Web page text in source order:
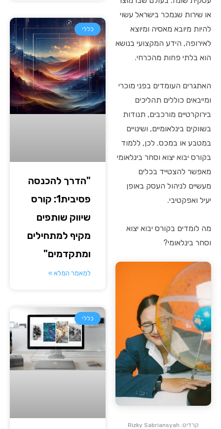
או שירות שנמכר בישראל עשוי
להיות מיובא מאסיה ומיוצא
לאירופה, הידע המקצועי בנושא
הוא בלתי פחות מהכרחי.
האתגרים העומדים בפני מוכרי
ומייבאים כוללים תהליכים
בירוקרטיים מורכבים, תנודות
בשווקים בינלאומיים, ושינויים
במטבע או במכס. לכן, ללמוד
בקורס יבוא יצוא וסחר בינלאומי
מאפשר להצטייד בכלים
מעשיים לניהול העסק באופן
יעיל ואפקטיבי.
מה לומדים בקורס יבוא יצוא
וסחר בינלאומי?
קרדיט: Rizky Sabriansyah
כללי
"הדרך להכנסה
פסיבית1: קורס
שיווק שותפים
מקיף למתחילים
ומתקדמים"
למאמר המלא »
כללי